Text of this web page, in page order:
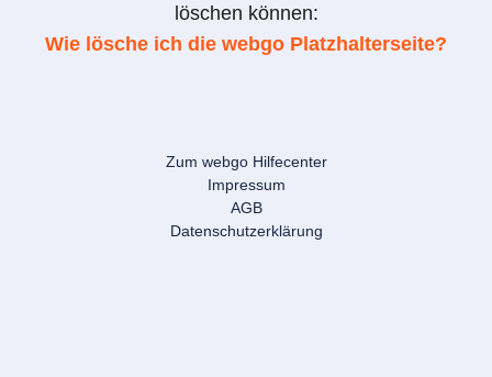
löschen können:
Wie lösche ich die webgo Platzhalterseite?
Zum webgo Hilfecenter
Impressum
AGB
Datenschutzerklärung